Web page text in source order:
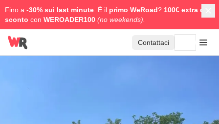
Fino a -30% sui last minute . È il primo WeRoad? 100€ extra di
sconto con WEROADER100 (no weekends).
Contattaci